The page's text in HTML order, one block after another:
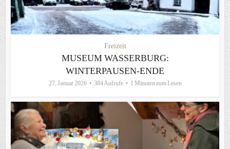
Freizeit
MUSEUM WASSERBURG:
WINTERPAUSEN-ENDE
27. Januar 2026 384 Aufrufe 1 Minuten zum Lesen